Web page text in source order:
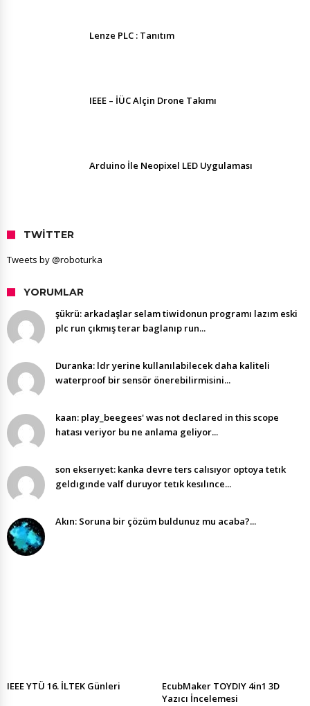
Lenze PLC : Tanıtım
IEEE – İÜC Alçin Drone Takımı
Arduino İle Neopixel LED Uygulaması
TWITTER
Tweets by @roboturka
YORUMLAR
şükrü: arkadaşlar selam tiwidonun programı lazım eski
plc run çıkmış terar baglanıp run...
Duranka: ldr yerine kullanılabilecek daha kaliteli
waterproof bir sensör önerebilirmisini...
kaan: play_beegees' was not declared in this scope
hatası veriyor bu ne anlama geliyor...
son ekserıyet: kanka devre ters calısıyor optoya tetık
geldıgınde valf duruyor tetık kesılınce...
Akın: Soruna bir çözüm buldunuz mu acaba?...
IEEE YTÜ 16. İLTEK Günleri
EcubMaker TOYDIY 4in1 3D
Yazıcı İncelemesi